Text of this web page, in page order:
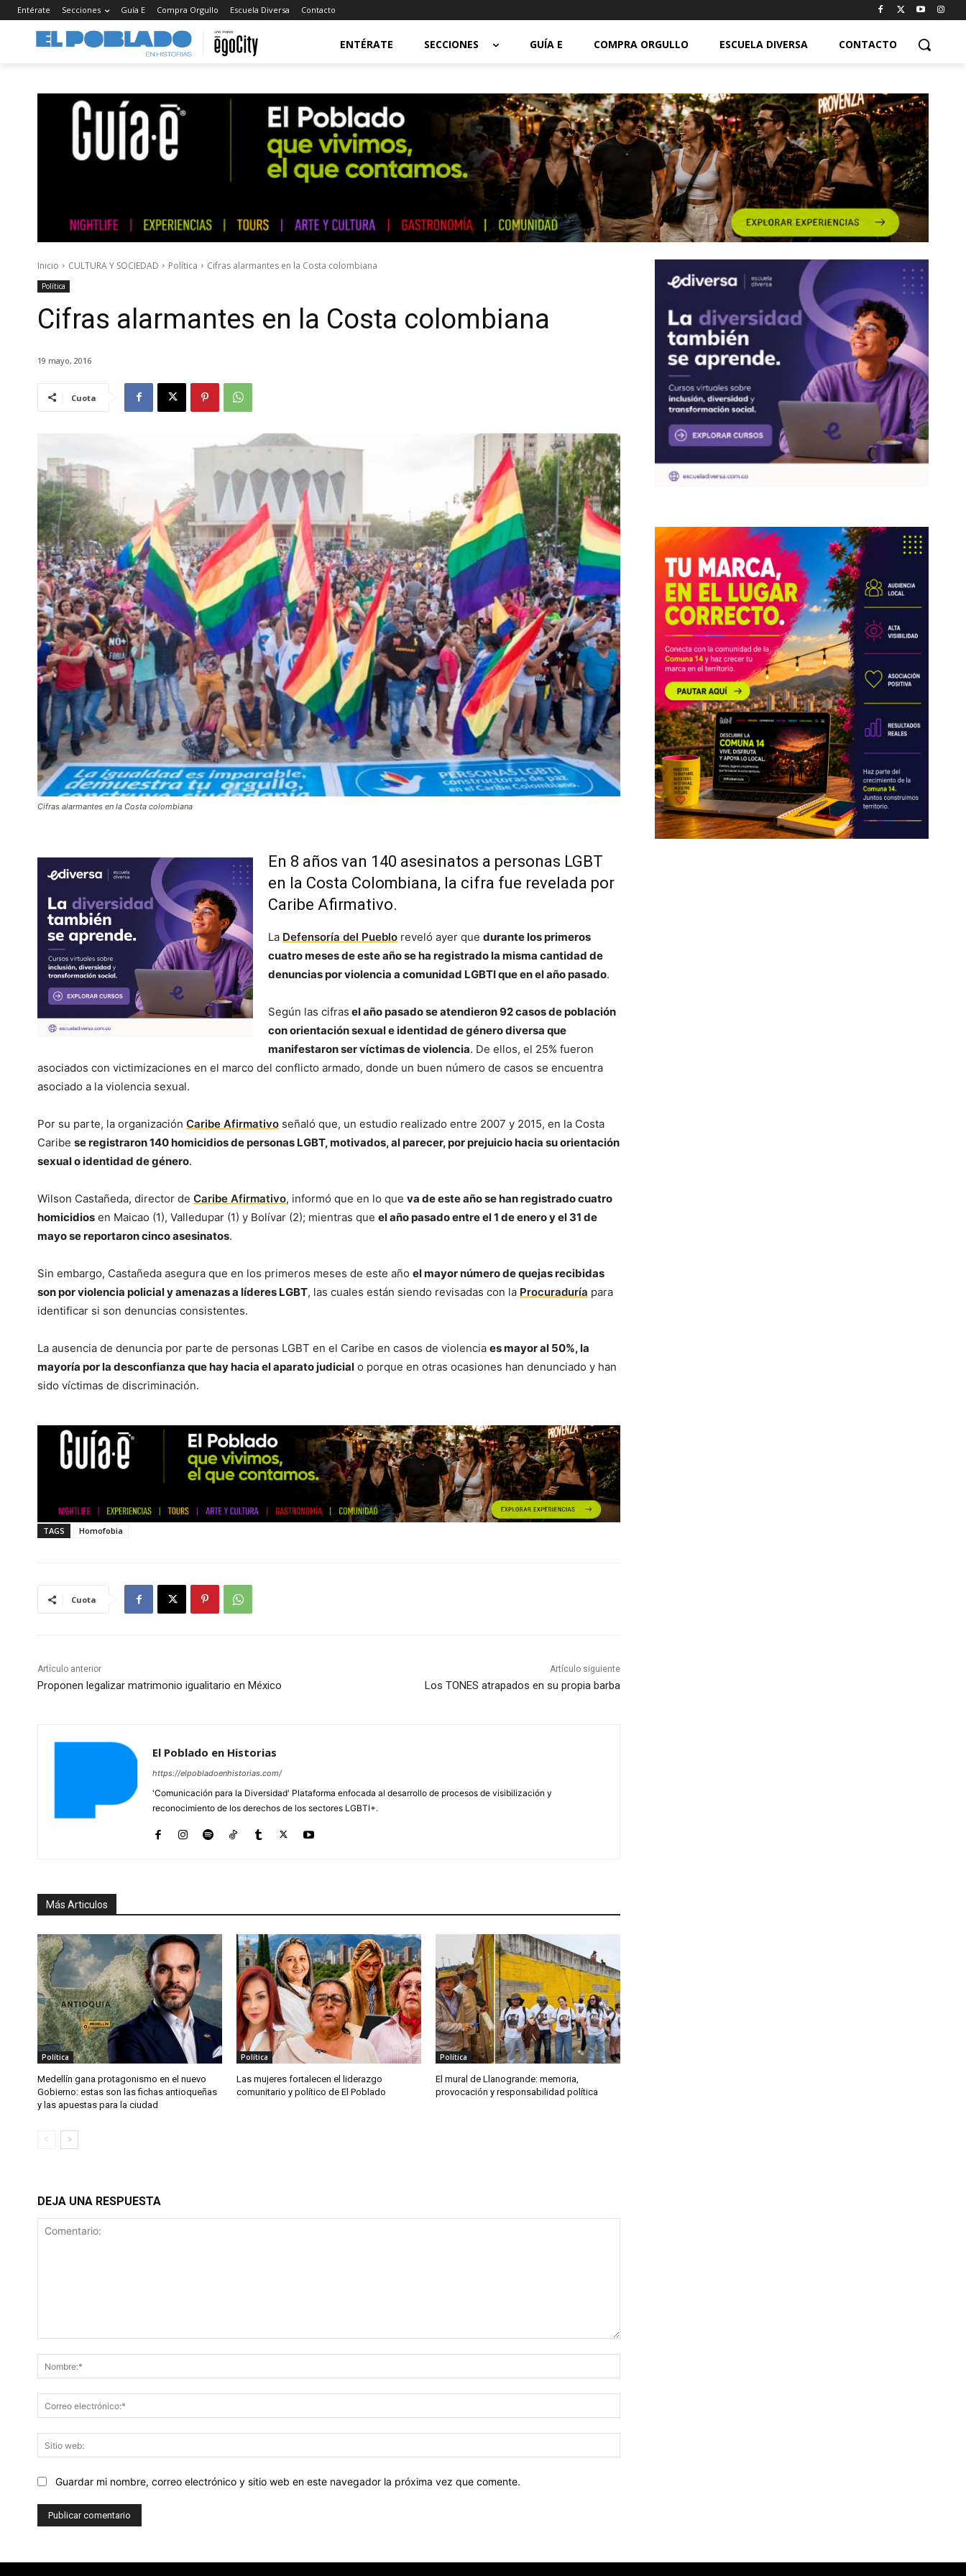
Entérate Secciones Guía E Compra Orgullo Escuela Diversa Contacto
ENTÉRATE SECCIONES GUÍA E COMPRA ORGULLO ESCUELA DIVERSA CONTACTO
Inicio CULTURA Y SOCIEDAD Política Cifras alarmantes en la Costa colombiana
Política
Cifras alarmantes en la Costa colombiana
19 mayo, 2016
Cuota
Cifras alarmantes en la Costa colombiana
En 8 años van 140 asesinatos a personas LGBT
en la Costa Colombiana, la cifra fue revelada por
Caribe Afirmativo.
La Defensoría del Pueblo reveló ayer que durante los primeros
cuatro meses de este año se ha registrado la misma cantidad de
denuncias por violencia a comunidad LGBTI que en el año pasado.
Según las cifras el año pasado se atendieron 92 casos de población
con orientación sexual e identidad de género diversa que
manifestaron ser víctimas de violencia. De ellos, el 25% fueron
asociados con victimizaciones en el marco del conflicto armado, donde un buen número de casos se encuentra
asociado a la violencia sexual.
Por su parte, la organización Caribe Afirmativo señaló que, un estudio realizado entre 2007 y 2015, en la Costa
Caribe se registraron 140 homicidios de personas LGBT, motivados, al parecer, por prejuicio hacia su orientación
sexual o identidad de género.
Wilson Castañeda, director de Caribe Afirmativo, informó que en lo que va de este año se han registrado cuatro
homicidios en Maicao (1), Valledupar (1) y Bolívar (2); mientras que el año pasado entre el 1 de enero y el 31 de
mayo se reportaron cinco asesinatos.
Sin embargo, Castañeda asegura que en los primeros meses de este año el mayor número de quejas recibidas
son por violencia policial y amenazas a líderes LGBT, las cuales están siendo revisadas con la Procuraduría para
identificar si son denuncias consistentes.
La ausencia de denuncia por parte de personas LGBT en el Caribe en casos de violencia es mayor al 50%, la
mayoría por la desconfianza que hay hacia el aparato judicial o porque en otras ocasiones han denunciado y han
sido víctimas de discriminación.
TAGS Homofobia
Cuota
Artículo anterior
Proponen legalizar matrimonio igualitario en México
Artículo siguiente
Los TONES atrapados en su propia barba
El Poblado en Historias
https://elpobladoenhistorias.com/
'Comunicación para la Diversidad' Plataforma enfocada al desarrollo de procesos de visibilización y
reconocimiento de los derechos de los sectores LGBTI+.
Más Articulos
Política
Medellín gana protagonismo en el nuevo
Gobierno: estas son las fichas antioqueñas
y las apuestas para la ciudad
Política
Las mujeres fortalecen el liderazgo
comunitario y político de El Poblado
Política
El mural de Llanogrande: memoria,
provocación y responsabilidad política
DEJA UNA RESPUESTA
electrónico:*
web:
Guardar mi nombre, correo electrónico y sitio web en este navegador la próxima vez que comente.